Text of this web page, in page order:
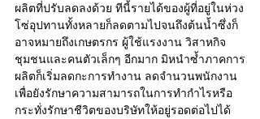
ผลิตที่ปรับลดลงด้วย ทีนี้รายได้ของผู้ที่อยู่ในห่วง
โซ่อุปทานทั้งหลายก็ลดตามไปจนถึงต้นน้ำซึ่งก็
อาจหมายถึงเกษตรกร ผู้ใช้แรงงาน วิสาหกิจ
ชุมชนและคนตัวเล็กๆ อีกมาก มิหนำซ้ำภาคการ
ผลิตก็เริ่มลดกะการทำงาน ลดจำนวนพนักงาน
เพื่อยังรักษาความสามารถในการทำกำไรหรือ
กระทั่งรักษาชีวิตของบริษัทให้อยู่รอดต่อไปได้